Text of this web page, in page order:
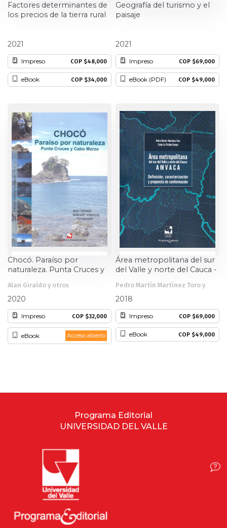
Desarrollo
Diseño
Economía
Estudios culturales
Estudios editoriales
Estudios regionales
Ética
Filosofía
Finanzas
Física
Género
Geografía
Matemáticas
Medioambiente
Factores determinantes de
los precios de la tierra rural
2021
Impreso COP $48,000
eBook COP $34,000
Geografía del turismo y el
paisaje
2021
eBook (PDF) COP $49,000
Impreso COP $69,000
Chocó. Paraíso por
naturaleza. Punta Cruces y
Alan Giraldo y otros
2020
Impreso COP $32,000
eBook Acceso abierto
Área metropolitana del sur
del Valle y norte del Cauca -
Pedro Martín Martínez Toro y
2018
Impreso COP $69,000
eBook COP $49,000
Programa Editorial
UNIVERSIDAD DEL VALLE